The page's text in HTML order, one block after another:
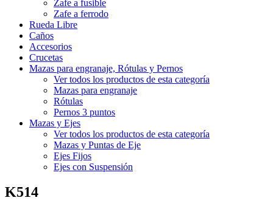
Zafe a fusible
Zafe a ferrodo
Rueda Libre
Caños
Accesorios
Crucetas
Mazas para engranaje, Rótulas y Pernos
Ver todos los productos de esta categoría
Mazas para engranaje
Rótulas
Pernos 3 puntos
Mazas y Ejes
Ver todos los productos de esta categoría
Mazas y Puntas de Eje
Ejes Fijos
Ejes con Suspensión
K514